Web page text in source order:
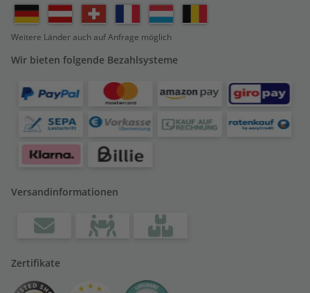
Weitere Länder auch auf Anfrage möglich
Wir bieten folgende Bezahlsysteme
Versandinformationen
Zertifikate